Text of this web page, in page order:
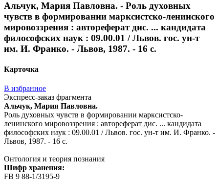
Альчук, Мария Павловна. - Роль духовных
чувств в формировании марксистско-ленинского
мировоззрения : автореферат дис. ... кандидата
философских наук : 09.00.01 / Львов. гос. ун-т
им. И. Франко. - Львов, 1987. - 16 с.
Карточка
В избранное
Экспресс-заказ фрагмента
Альчук, Мария Павловна.
Роль духовных чувств в формировании марксистско-
ленинского мировоззрения : автореферат дис. ... кандидата
философских наук : 09.00.01 / Львов. гос. ун-т им. И. Франко. -
Львов, 1987. - 16 с.
Онтология и теория познания
Шифр хранения:
FB 9 88-1/3195-9